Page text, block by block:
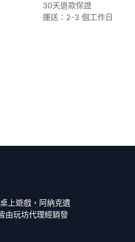
30天退款保證
運送：2-3 個工作日
上遊戲，阿納克遺
由玩坊代理經銷發